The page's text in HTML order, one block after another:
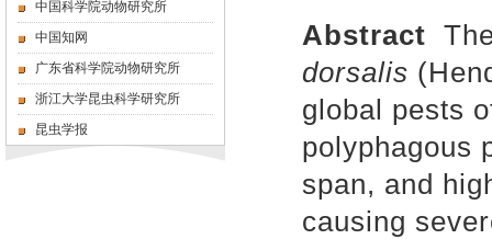
中国科学院动物研究所
中国知网
广东省科学院动物研究所
浙江大学昆虫科学研究所
昆虫学报
Abstract
dorsalis
global pests
polyphagous
span, and
causing